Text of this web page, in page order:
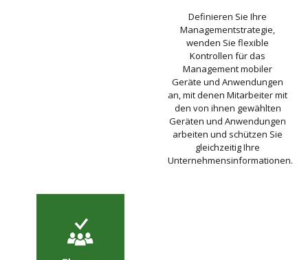
Definieren Sie Ihre
Managementstrategie,
wenden Sie flexible
Kontrollen für das
Management mobiler
Geräte und Anwendungen
an, mit denen Mitarbeiter mit
den von ihnen gewählten
Geräten und Anwendungen
arbeiten und schützen Sie
gleichzeitig Ihre
Unternehmensinformationen.